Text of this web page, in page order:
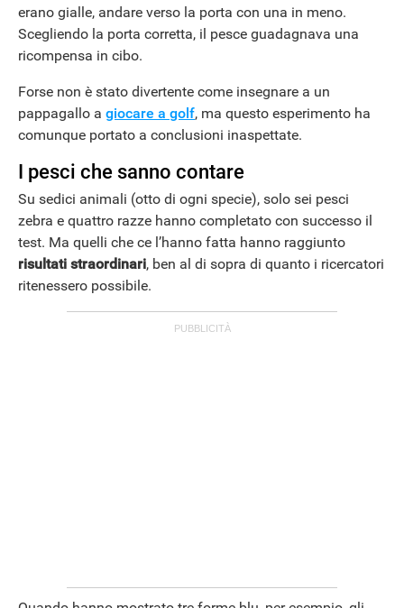
erano gialle, andare verso la porta con una in meno.
Scegliendo la porta corretta, il pesce guadagnava una
ricompensa in cibo.
Forse non è stato divertente come insegnare a un
pappagallo a giocare a golf, ma questo esperimento ha
comunque portato a conclusioni inaspettate.
I pesci che sanno contare
Su sedici animali (otto di ogni specie), solo sei pesci
zebra e quattro razze hanno completato con successo il
test. Ma quelli che ce l’hanno fatta hanno raggiunto
risultati straordinari, ben al di sopra di quanto i ricercatori
ritenessero possibile.